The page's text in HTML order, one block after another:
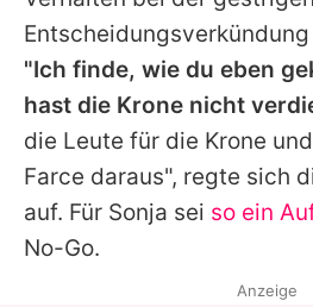
"Ich finde, wie du eben
hast die Krone nicht
die Leute für die Krone
Farce daraus", regte sich
auf. Für Sonja sei so ein
No-Go.
Anzeige